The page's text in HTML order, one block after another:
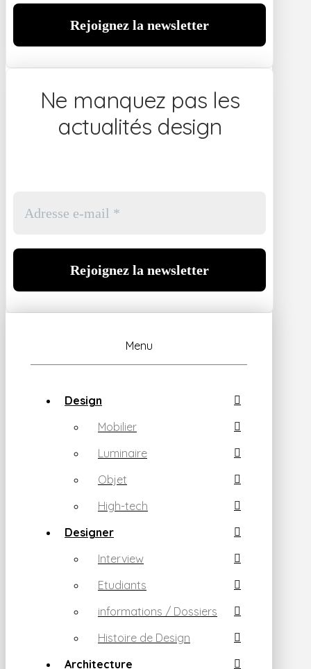
Ne manquez pas les
actualités design
Menu
Design
Mobilier
Luminaire
Objet
High-tech
Designer
Interview
Etudiants
informations / Dossiers
Histoire de Design
Architecture